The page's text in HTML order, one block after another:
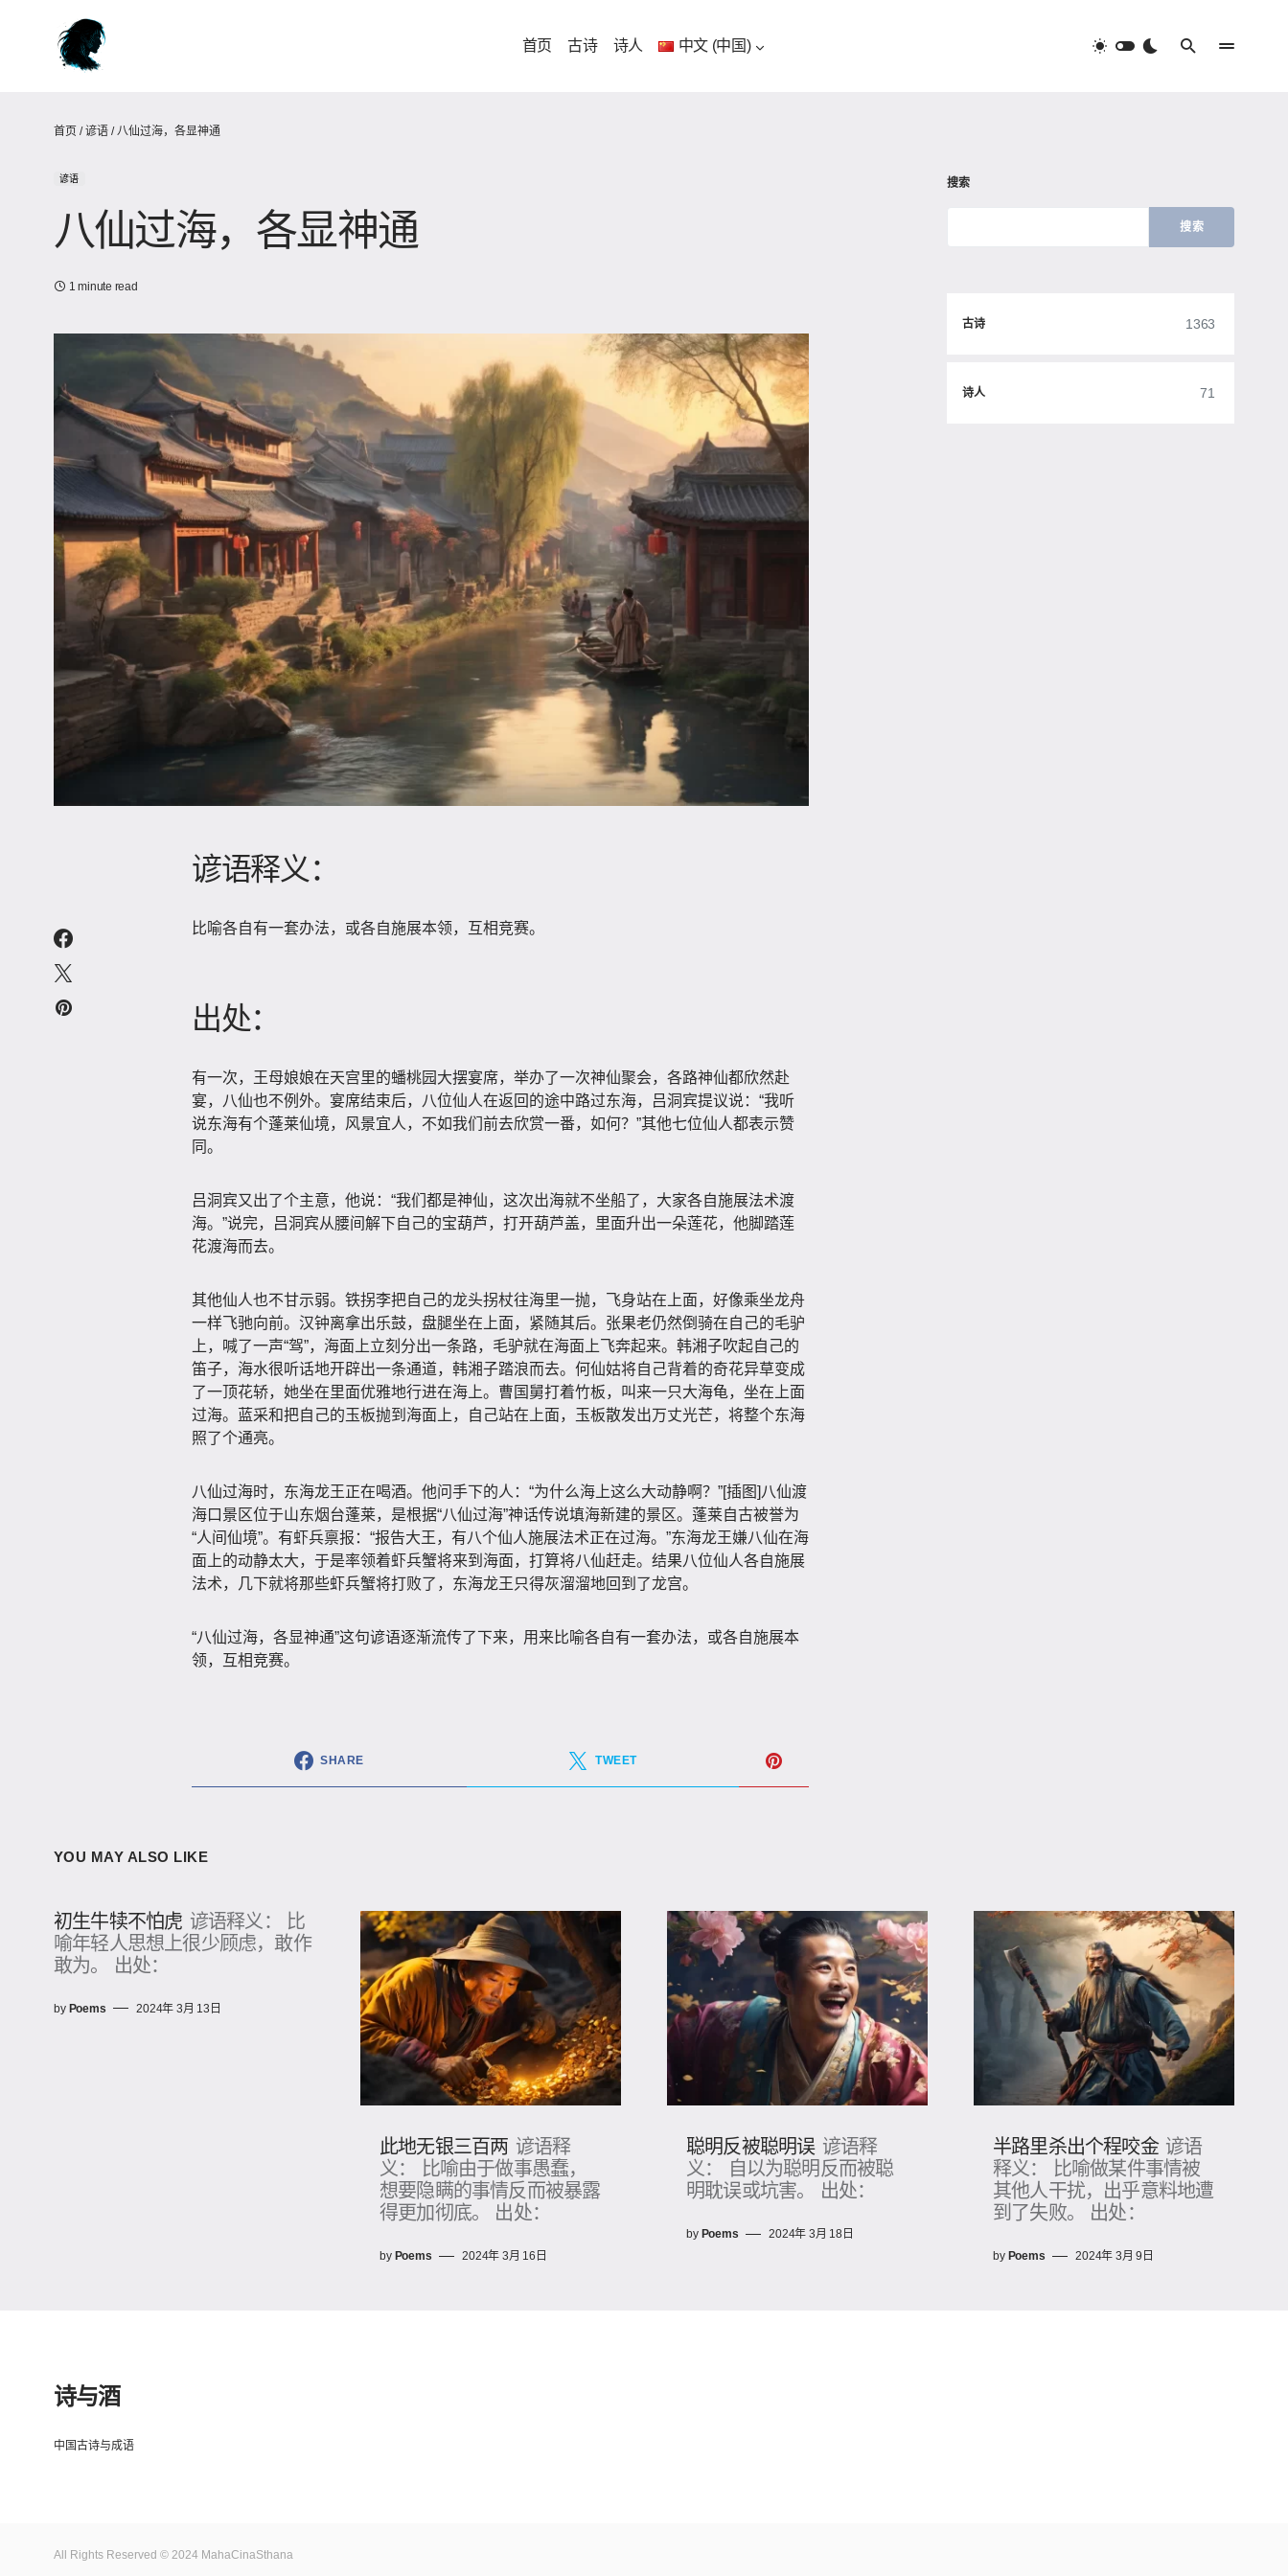
首页 古诗 诗人 中文 (中国)
首页 /谚语 /八仙过海，各显神通
谚语
八仙过海，各显神通
1 minute read
谚语释义：
比喻各自有一套办法，或各自施展本领，互相竞赛。
出处：
有一次，王母娘娘在天宫里的蟠桃园大摆宴席，举办了一次神仙聚会，各路神仙都欣然赴
宴，八仙也不例外。宴席结束后，八位仙人在返回的途中路过东海，吕洞宾提议说：“我听
说东海有个蓬莱仙境，风景宜人，不如我们前去欣赏一番，如何？”其他七位仙人都表示赞
同。
吕洞宾又出了个主意，他说：“我们都是神仙，这次出海就不坐船了，大家各自施展法术渡
海。”说完，吕洞宾从腰间解下自己的宝葫芦，打开葫芦盖，里面升出一朵莲花，他脚踏莲
花渡海而去。
其他仙人也不甘示弱。铁拐李把自己的龙头拐杖往海里一抛，飞身站在上面，好像乘坐龙舟
一样飞驰向前。汉钟离拿出乐鼓，盘腿坐在上面，紧随其后。张果老仍然倒骑在自己的毛驴
上，喊了一声“驾”，海面上立刻分出一条路，毛驴就在海面上飞奔起来。韩湘子吹起自己的
笛子，海水很听话地开辟出一条通道，韩湘子踏浪而去。何仙姑将自己背着的奇花异草变成
了一顶花轿，她坐在里面优雅地行进在海上。曹国舅打着竹板，叫来一只大海龟，坐在上面
过海。蓝采和把自己的玉板抛到海面上，自己站在上面，玉板散发出万丈光芒，将整个东海
照了个通亮。
八仙过海时，东海龙王正在喝酒。他问手下的人：“为什么海上这么大动静啊？”[插图]八仙渡
海口景区位于山东烟台蓬莱，是根据“八仙过海”神话传说填海新建的景区。蓬莱自古被誉为
“人间仙境”。有虾兵禀报：“报告大王，有八个仙人施展法术正在过海。”东海龙王嫌八仙在海
面上的动静太大，于是率领着虾兵蟹将来到海面，打算将八仙赶走。结果八位仙人各自施展
法术，几下就将那些虾兵蟹将打败了，东海龙王只得灰溜溜地回到了龙宫。
“八仙过海，各显神通”这句谚语逐渐流传了下来，用来比喻各自有一套办法，或各自施展本
领，互相竞赛。
SHARE TWEET
搜索
搜索
古诗 1363
诗人 71
YOU MAY ALSO LIKE
初生牛犊不怕虎 谚语释义： 比
喻年轻人思想上很少顾虑，敢作
敢为。 出处：
by Poems 2024年 3月 13日
此地无银三百两 谚语释
义： 比喻由于做事愚蠢，
想要隐瞒的事情反而被暴露
得更加彻底。 出处：
by Poems 2024年 3月 16日
聪明反被聪明误 谚语释
义： 自以为聪明反而被聪
明耽误或坑害。 出处：
by Poems 2024年 3月 18日
半路里杀出个程咬金 谚语
释义： 比喻做某件事情被
其他人干扰，出乎意料地遭
到了失败。 出处：
by Poems 2024年 3月 9日
诗与酒
中国古诗与成语
All Rights Reserved © 2024 MahaCinaSthana